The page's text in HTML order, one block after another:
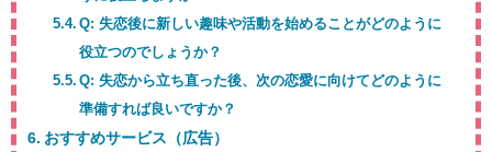
Q: 失恋後に新しい趣味や活動を始めることがどのように
役立つのでしょうか？
Q: 失恋から立ち直った後、次の恋愛に向けてどのように
準備すれば良いですか？
おすすめサービス（広告）